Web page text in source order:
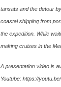
tansats and the detour
coastal shipping from
the expedition. While
making cruises in the
A presentation video is
Youtube: https://